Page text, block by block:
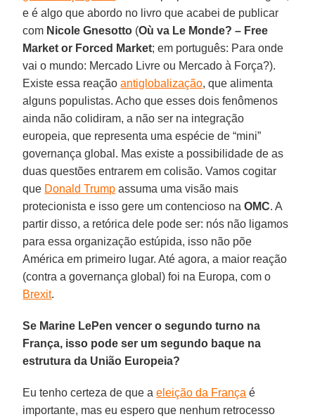
e é algo que abordo no livro que acabei de publicar
com Nicole Gnesotto (Où va Le Monde? – Free
Market or Forced Market; em português: Para onde
vai o mundo: Mercado Livre ou Mercado à Força?).
Existe essa reaçãoantiglobalização, que alimenta
alguns populistas. Acho que esses dois fenômenos
ainda não colidiram, a não ser na integração
europeia, que representa uma espécie de “mini”
governança global. Mas existe a possibilidade de as
duas questões entrarem em colisão. Vamos cogitar
que Donald Trump assuma uma visão mais
protecionista e isso gere um contencioso naOMC. A
partir disso, a retórica dele pode ser: nós não ligamos
para essa organização estúpida, isso não põe
América em primeiro lugar. Até agora, a maior reação
(contra a governança global) foi na Europa, com o
Brexit.
Se Marine LePen vencer o segundo turno na
França, isso pode ser um segundo baque na
estrutura da União Europeia?
Eu tenho certeza de que aeleição da França é
importante, mas eu espero que nenhum retrocesso